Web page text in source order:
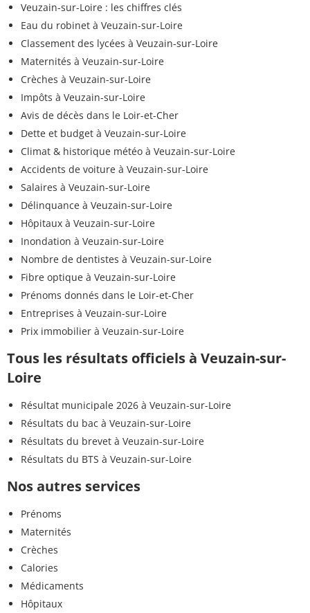
Veuzain-sur-Loire : les chiffres clés
Eau du robinet à Veuzain-sur-Loire
Classement des lycées à Veuzain-sur-Loire
Maternités à Veuzain-sur-Loire
Crèches à Veuzain-sur-Loire
Impôts à Veuzain-sur-Loire
Avis de décès dans le Loir-et-Cher
Dette et budget à Veuzain-sur-Loire
Climat & historique météo à Veuzain-sur-Loire
Accidents de voiture à Veuzain-sur-Loire
Salaires à Veuzain-sur-Loire
Délinquance à Veuzain-sur-Loire
Hôpitaux à Veuzain-sur-Loire
Inondation à Veuzain-sur-Loire
Nombre de dentistes à Veuzain-sur-Loire
Fibre optique à Veuzain-sur-Loire
Prénoms donnés dans le Loir-et-Cher
Entreprises à Veuzain-sur-Loire
Prix immobilier à Veuzain-sur-Loire
Tous les résultats officiels à Veuzain-sur-
Loire
Résultat municipale 2026 à Veuzain-sur-Loire
Résultats du bac à Veuzain-sur-Loire
Résultats du brevet à Veuzain-sur-Loire
Résultats du BTS à Veuzain-sur-Loire
Nos autres services
Prénoms
Maternités
Crèches
Calories
Médicaments
Hôpitaux